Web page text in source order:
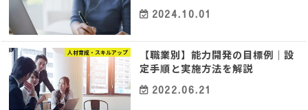
2024.10.01
人材育成・スキルアップ
【職業別】能力開発の目標例｜設
定手順と実施方法を解説
2022.06.21